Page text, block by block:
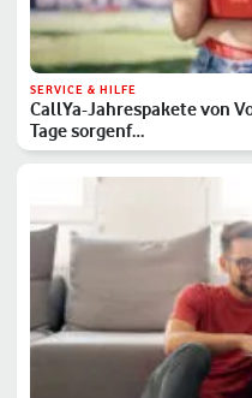
SERVICE & HILFE
CallYa-Jahrespakete von
Tage sorgenf…